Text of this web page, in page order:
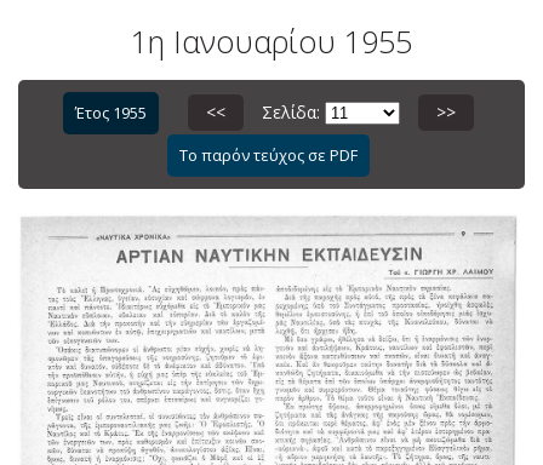
1η Ιανουαρίου 1955
Έτος 1955 << Σελίδα: >>
Το παρόν τεύχος σε PDF